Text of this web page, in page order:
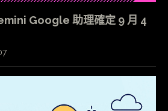
Google 助理確定 9 月 4